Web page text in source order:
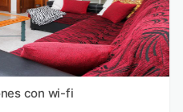
con wi-fi